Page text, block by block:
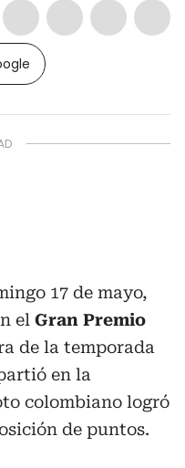
17 de mayo,
el Gran Premio
de la temporada
en la
colombiano logró
de puntos.